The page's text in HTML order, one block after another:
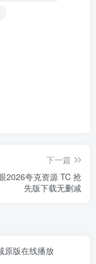
下一篇
2026夸克资源 TC 抢
先版下载无删减
原版在线播放